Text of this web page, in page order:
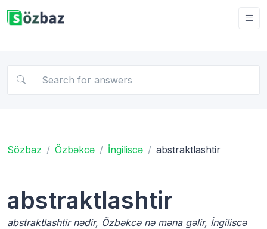
Sözbaz Özbəkcə İngiliscə abstraktlashtir
abstraktlashtir
abstraktlashtir nədir, Özbəkcə nə məna gəlir, İngiliscə